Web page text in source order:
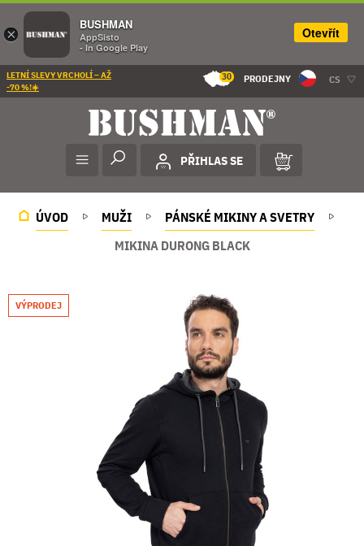
LETNÍ SLEVY VRCHOLÍ – AŽ
-70 %!☀️
30 PRODEJNY CS
PŘIHLAS SE
ÚVOD MUŽI
PÁNSKÉ MIKINY A SVETRY
MIKINA DURONG BLACK
VÝPRODEJ
×
BUSHMAN
AppSisto
- In Google Play
Otevřít